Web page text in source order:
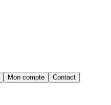
Mon compte
Contact